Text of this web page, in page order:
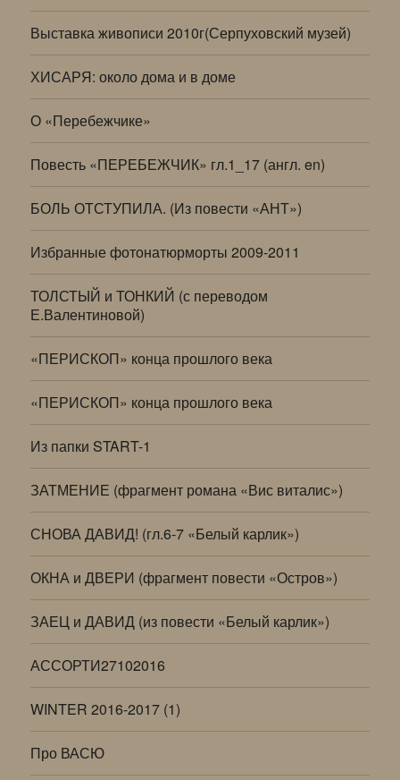
Выставка живописи 2010г(Серпуховский музей)
ХИСАРЯ: около дома и в доме
О «Перебежчике»
Повесть «ПЕРЕБЕЖЧИК» гл.1_17 (англ. en)
БОЛЬ ОТСТУПИЛА. (Из повести «АНТ»)
Избранные фотонатюрморты 2009-2011
ТОЛСТЫЙ и ТОНКИЙ (с переводом
Е.Валентиновой)
«ПЕРИСКОП» конца прошлого века
«ПЕРИСКОП» конца прошлого века
Из папки START-1
ЗАТМЕНИЕ (фрагмент романа «Вис виталис»)
СНОВА ДАВИД! (гл.6-7 «Белый карлик»)
ОКНА и ДВЕРИ (фрагмент повести «Остров»)
ЗАЕЦ и ДАВИД (из повести «Белый карлик»)
АССОРТИ27102016
WINTER 2016-2017 (1)
Про ВАСЮ